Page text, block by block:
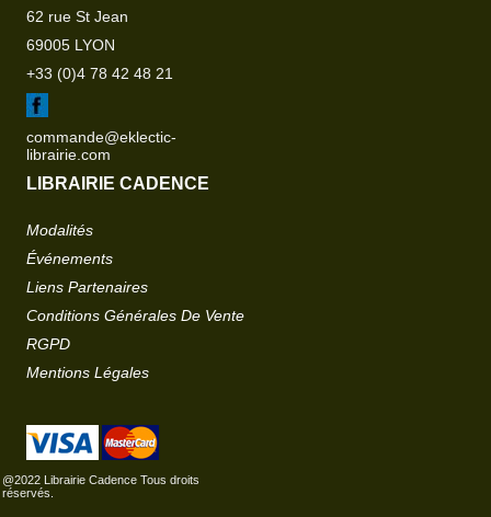
62 rue St Jean
69005 LYON
+33 (0)4 78 42 48 21
commande@eklectic-
librairie.com
LIBRAIRIE CADENCE
Modalités
Événements
Liens Partenaires
Conditions Générales De Vente
RGPD
Mentions Légales
@2022 Librairie Cadence Tous droits
réservés.